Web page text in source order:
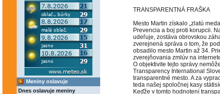
Meniny oslavuje
Dnes oslavuje meniny
TRANSPARENTNÁ FRAŠKA
Mesto Martin získalo „zlatú
Prevencia a boj proti korupcii.
udeľuje, zostáva obrovskou
zverejnená správa o tom, že
obsadilo mesto Martin až 34.
zverejňovania zmlúv na
O objektivite tejto správy
Transparency International
transparentné mesto. A za
teda našej spoločnej kasy
Keďže v tomto hodnotení